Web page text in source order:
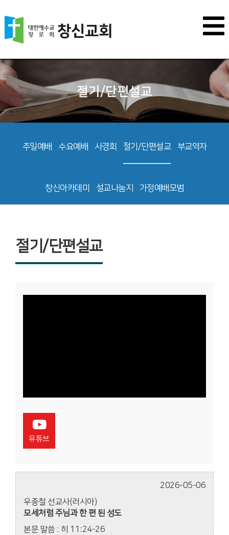
절기/단편설교
주일예배 수요예배 사경회 절기/단편설교 부교역자
창신아카데미 설교나눔지 가정예배모범
절기/단편설교
유튜브
2026-05-06
우종철 선교사(러시아)
모세처럼 주님과 한 편 된 성도
본문 말씀 : 히 11:24-26